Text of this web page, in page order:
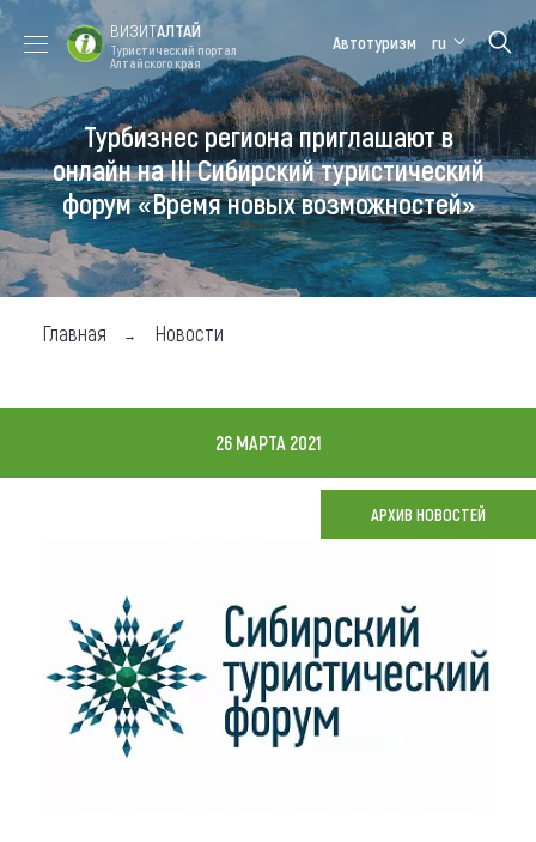
Форум VISIT
ALTAI
Цветение
маральника
Медицинский
форум
Алтайская
зимовка
Туры
Где побывать
Чем заняться
Карта
О регионе
Коллекция впечатлений
Другие рубрики
ВИЗИТАЛТАЙ
Туристический портал
Алтайского края
Автотуризм ru
Турбизнес региона приглашают в
онлайн на III Сибирский туристический
форум «Время новых возможностей»
Главная Новости
26 МАРТА 2021
АРХИВ НОВОСТЕЙ